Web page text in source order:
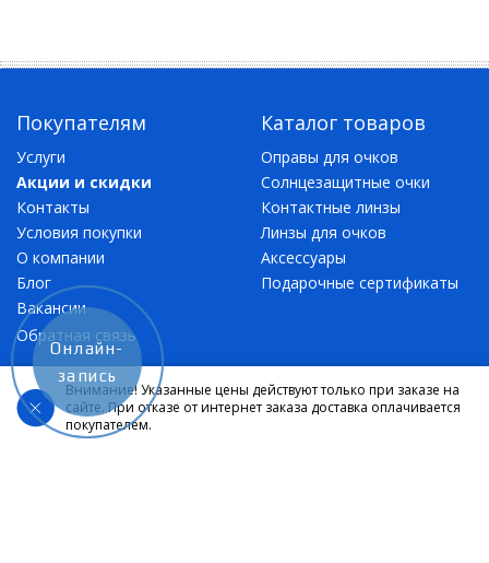
Внимание! Указанные цены действуют только при заказе на
сайте. При отказе от интернет заказа доставка оплачивается
покупателем.
Покупателям
Услуги
Акции и скидки
Контакты
Условия покупки
О компании
Блог
Вакансии
Обратная связь
Каталог товаров
Оправы для очков
Солнцезащитные очки
Контактные линзы
Линзы для очков
Аксессуары
Подарочные сертификаты
Подписка на рассылку
Онлайн-
запись